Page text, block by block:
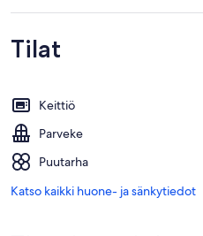
Tilat
Keittiö
Parveke
Puutarha
Katso kaikki huone- ja sänkytiedot